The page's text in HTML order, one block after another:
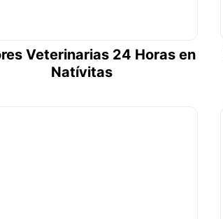
Veterinarias 24 Horas en
Natívitas